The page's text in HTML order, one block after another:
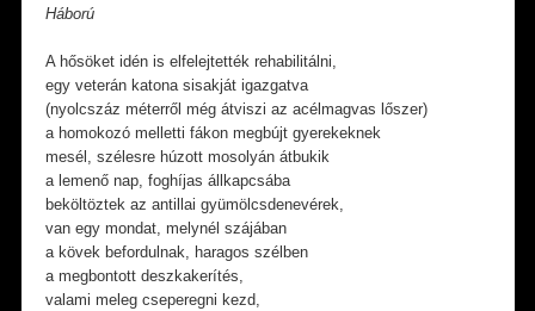
Háború
A hősöket idén is elfelejtették rehabilitálni,
egy veterán katona sisakját igazgatva
(nyolcszáz méterről még átviszi az acélmagvas lőszer)
a homokozó melletti fákon megbújt gyerekeknek
mesél, szélesre húzott mosolyán átbukik
a lemenő nap, foghíjas állkapcsába
beköltöztek az antillai gyümölcsdenevérek,
van egy mondat, melynél szájában
a kövek befordulnak, haragos szélben
a megbontott deszkakerítés,
valami meleg cseperegni kezd,